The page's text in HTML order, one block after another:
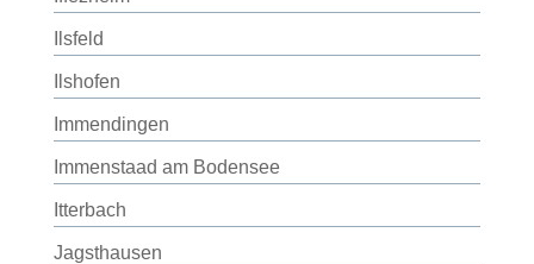
Ilsfeld
Ilshofen
Immendingen
Immenstaad am Bodensee
Itterbach
Jagsthausen